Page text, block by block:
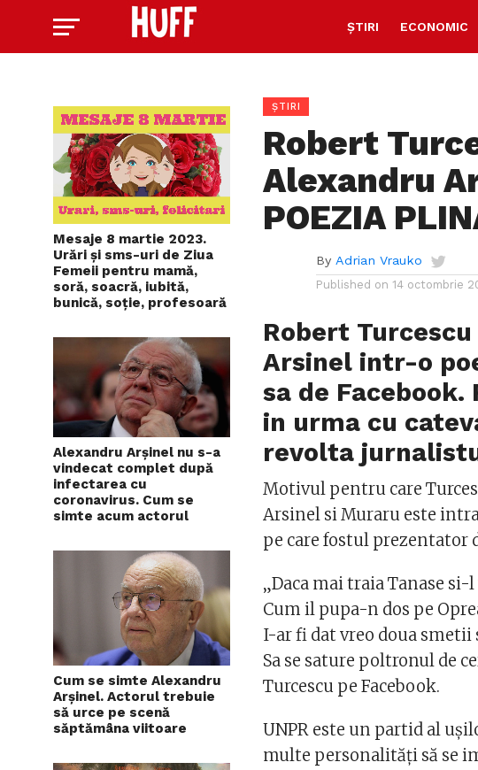
ȘTIRI ECONOMIC
Mesaje 8 martie 2023.
Urări și sms-uri de Ziua
Femeii pentru mamă,
soră, soacră, iubită,
bunică, soție, profesoară
Alexandru Arșinel nu s-a
vindecat complet după
infectarea cu
coronavirus. Cum se
simte acum actorul
Cum se simte Alexandru
Arșinel. Actorul trebuie
să urce pe scenă
săptămâna viitoare
ȘTIRI
Robert
Alexandru
POEZIA
By Adrian Vrauko
Published on 14 octombrie
Robert
Arsinel intr-o
sa de
in urma cu
revolta
Motivul pentru care
Arsinel si Muraru este
pe care fostul prezentator
„Daca mai traia Tanase si-
Cum il pupa-n dos pe
I-ar fi dat vreo doua smetii
Sa se sature poltronul de
Turcescu pe Facebook.
UNPR este un partid al
multe personalităţi să se